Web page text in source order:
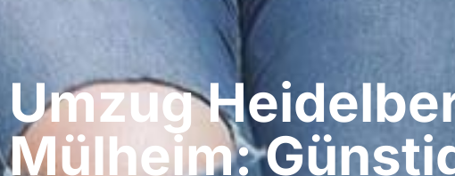
Umzug
Mülheim: